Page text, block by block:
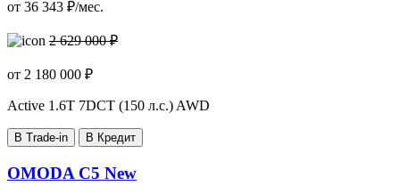
от 36 343 ₽/мес.
2 629 000 ₽
от 2 180 000 ₽
Active 1.6T 7DCT (150 л.с.) AWD
В Trade-in В Кредит
OMODA C5 New